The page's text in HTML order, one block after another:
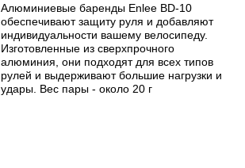
Алюминиевые баренды Enlee BD-10
обеспечивают защиту руля и добавляют
индивидуальности вашему велосипеду.
Изготовленные из сверхпрочного
алюминия, они подходят для всех типов
рулей и выдерживают большие нагрузки и
удары. Вес пары - около 20 г